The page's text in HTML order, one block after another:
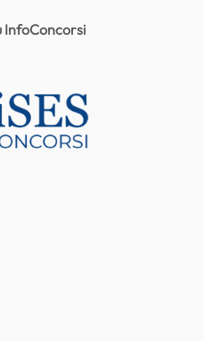
InfoConcorsi